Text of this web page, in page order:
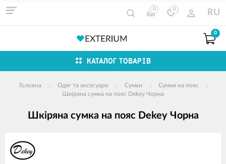
0 0 RU
0
КАТАЛОГ ТОВАРІВ
Головна Одяг та аксесуари Сумки
Сумки на пояс
Шкіряна сумка на пояс Dekey Чорна
Шкіряна сумка на пояс Dekey Чорна
зображення
продуктів